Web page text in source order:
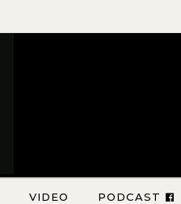
VIDEO PODCAST